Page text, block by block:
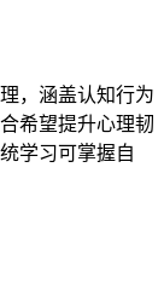
，涵盖认知行为
希望提升心理韧
学习可掌握自